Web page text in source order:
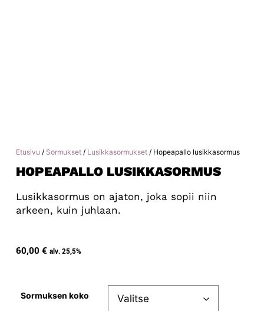
Etusivu / Sormukset / Lusikkasormukset / Hopeapallo lusikkasormus
HOPEAPALLO LUSIKKASORMUS
Lusikkasormus on ajaton, joka sopii niin
arkeen, kuin juhlaan.
60,00 € alv. 25,5%
Sormuksen koko